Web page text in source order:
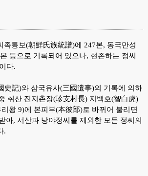
족통보(朝鮮氏族統譜)에 247본, 동국만성
등으로 기록되어 있으나, 현존하는 정씨
다.
史記)와 삼국유사(三國遺事)의 기록에 의하
취산 진지촌장(珍支村長) 지백호(智白虎)
왕 9)에 본피부(本彼部)로 바뀌어 불리면
아, 서산과 낭야정씨를 제외한 모든 정씨의
.